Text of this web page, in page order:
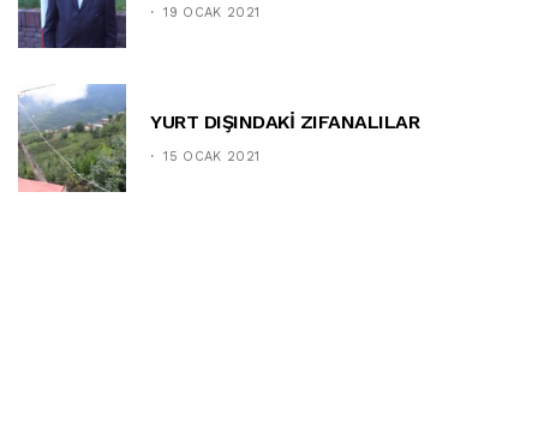
19 OCAK 2021
YURT DIŞINDAKİ ZIFANALILAR
15 OCAK 2021